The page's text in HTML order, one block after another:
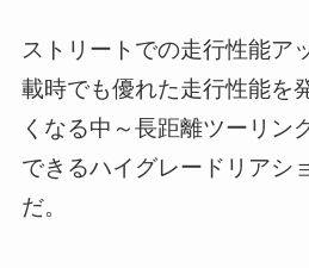
ストリートでの走行性能ア
載時でも優れた走行性能を
くなる中～長距離ツーリン
できるハイグレードリアシ
だ。